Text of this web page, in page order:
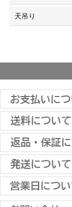
天吊り
■下記よりお選びい
クレジットカード決
込、スコア後払い
※一部適用外の地域
【返品・キャンセル
原則として返品は受
金具に関しては、条
す。
【初期不良・保証に
土日祝日も